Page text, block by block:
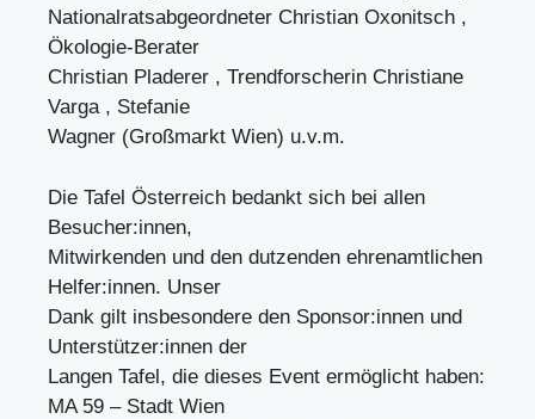
Nationalratsabgeordneter Christian Oxonitsch ,
Ökologie-Berater
Christian Pladerer , Trendforscherin Christiane
Varga , Stefanie
Wagner (Großmarkt Wien) u.v.m.
Die Tafel Österreich bedankt sich bei allen
Besucher:innen,
Mitwirkenden und den dutzenden ehrenamtlichen
Helfer:innen. Unser
Dank gilt insbesondere den Sponsor:innen und
Unterstützer:innen der
Langen Tafel, die dieses Event ermöglicht haben:
MA 59 – Stadt Wien